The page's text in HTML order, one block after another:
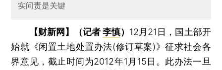
实问责是关键
【财新网】（记者李慎） 12月21日，国土部开
始就《闲置土地处置办法(修订草案)》征求社会各
界意见，截止时间为2012年1月15日。此办法一旦